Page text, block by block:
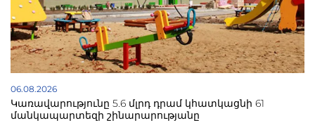
06.08.2026
Կառավարությունը 5.6 մլրդ դրամ կհատկացնի 61
մանկապարտեզի շինարարությանը